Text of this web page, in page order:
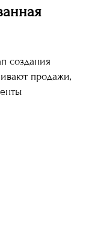
создания
продажи,